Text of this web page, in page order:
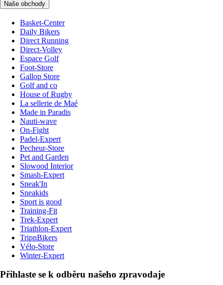
Naše obchody
Basket-Center
Daily Bikers
Direct Running
Direct-Volley
Espace Golf
Foot-Store
Gallop Store
Golf and co
House of Rugby
La sellerie de Maé
Made in Paradis
Nauti-wave
On-Fight
Padel-Expert
Pecheur-Store
Pet and Garden
Slowood Interior
Smash-Expert
Sneak'In
Sneakids
Sport is good
Training-Fit
Trek-Expert
Triathlon-Expert
TripnBikers
Vélo-Store
Winter-Expert
Přihlaste se k odběru našeho zpravodaje